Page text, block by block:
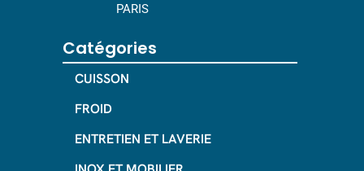
PARIS
Catégories
CUISSON
FROID
ENTRETIEN ET LAVERIE